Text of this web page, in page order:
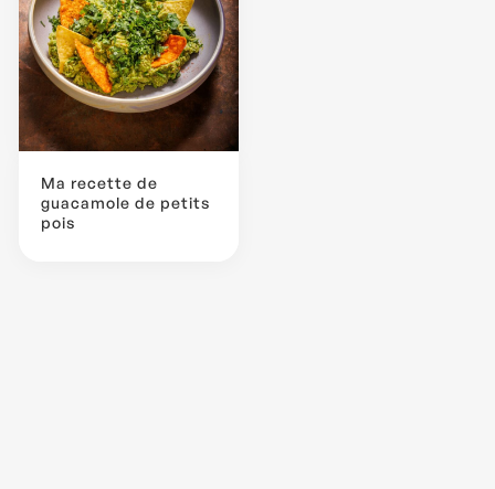
Ma recette de
guacamole de petits
pois